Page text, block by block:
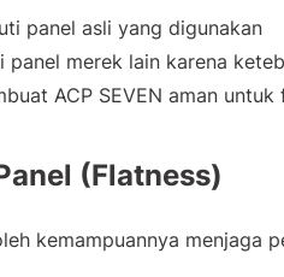
panel asli yang digunakan
merek lain karena
ACP SEVEN aman untuk
(Flatness)
kemampuannya menjaga